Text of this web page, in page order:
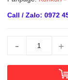
Call / Zalo: 0972
- +